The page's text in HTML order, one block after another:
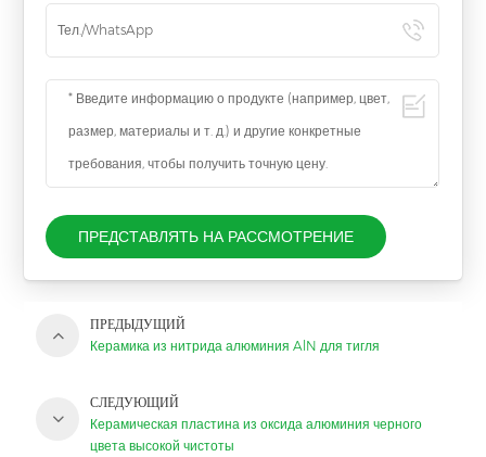
ПРЕДСТАВЛЯТЬ НА РАССМОТРЕНИЕ
ПРЕДЫДУЩИЙ
Керамика из нитрида алюминия AlN для тигля
СЛЕДУЮЩИЙ
Керамическая пластина из оксида алюминия черного
цвета высокой чистоты